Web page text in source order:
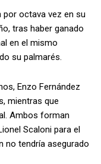
octava vez en su
tras haber ganado
en el mismo
su palmarés.
Enzo Fernández
mientras que
Ambos forman
Scaloni para el
no tendría asegurado